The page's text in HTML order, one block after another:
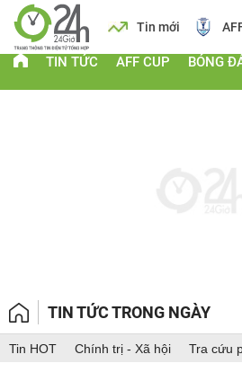
Lịch Tin mới
TIN TỨC AFF CUP BÓNG
TIN TỨC TRONG NGÀY
Tin HOT Chính trị - Xã hội Tra cứu